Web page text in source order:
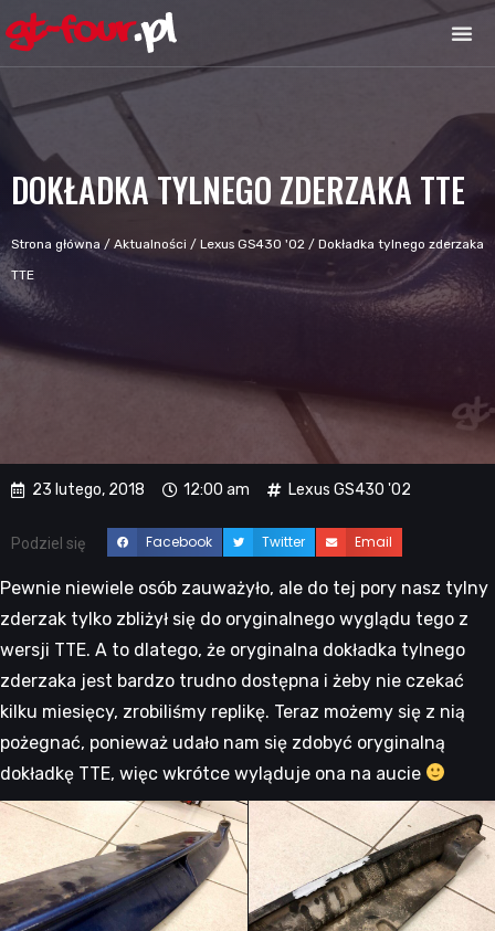
DOKŁADKA TYLNEGO ZDERZAKA TTE
Strona główna / Aktualności / Lexus GS430 '02 / Dokładka tylnego zderzaka
TTE
23 lutego, 2018 12:00 am Lexus GS430 '02
Podziel się Facebook Twitter Email
Pewnie niewiele osób zauważyło, ale do tej pory nasz tylny
zderzak tylko zbliżył się do oryginalnego wyglądu tego z
wersji TTE. A to dlatego, że oryginalna dokładka tylnego
zderzaka jest bardzo trudno dostępna i żeby nie czekać
kilku miesięcy, zrobiliśmy replikę. Teraz możemy się z nią
pożegnać, ponieważ udało nam się zdobyć oryginalną
dokładkę TTE, więc wkrótce wyląduje ona na aucie